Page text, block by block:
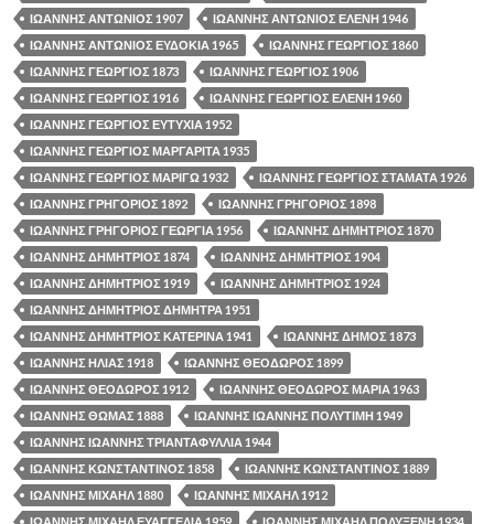
ΙΩΑΝΝΗΣ ΑΝΤΩΝΙΟΣ 1907
ΙΩΑΝΝΗΣ ΑΝΤΩΝΙΟΣ ΕΛΕΝΗ 1946
ΙΩΑΝΝΗΣ ΑΝΤΩΝΙΟΣ ΕΥΔΟΚΙΑ 1965
ΙΩΑΝΝΗΣ ΓΕΩΡΓΙΟΣ 1860
ΙΩΑΝΝΗΣ ΓΕΩΡΓΙΟΣ 1873
ΙΩΑΝΝΗΣ ΓΕΩΡΓΙΟΣ 1906
ΙΩΑΝΝΗΣ ΓΕΩΡΓΙΟΣ 1916
ΙΩΑΝΝΗΣ ΓΕΩΡΓΙΟΣ ΕΛΕΝΗ 1960
ΙΩΑΝΝΗΣ ΓΕΩΡΓΙΟΣ ΕΥΤΥΧΙΑ 1952
ΙΩΑΝΝΗΣ ΓΕΩΡΓΙΟΣ ΜΑΡΓΑΡΙΤΑ 1935
ΙΩΑΝΝΗΣ ΓΕΩΡΓΙΟΣ ΜΑΡΙΓΩ 1932
ΙΩΑΝΝΗΣ ΓΕΩΡΓΙΟΣ ΣΤΑΜΑΤΑ 1926
ΙΩΑΝΝΗΣ ΓΡΗΓΟΡΙΟΣ 1892
ΙΩΑΝΝΗΣ ΓΡΗΓΟΡΙΟΣ 1898
ΙΩΑΝΝΗΣ ΓΡΗΓΟΡΙΟΣ ΓΕΩΡΓΙΑ 1956
ΙΩΑΝΝΗΣ ΔΗΜΗΤΡΙΟΣ 1870
ΙΩΑΝΝΗΣ ΔΗΜΗΤΡΙΟΣ 1874
ΙΩΑΝΝΗΣ ΔΗΜΗΤΡΙΟΣ 1904
ΙΩΑΝΝΗΣ ΔΗΜΗΤΡΙΟΣ 1919
ΙΩΑΝΝΗΣ ΔΗΜΗΤΡΙΟΣ 1924
ΙΩΑΝΝΗΣ ΔΗΜΗΤΡΙΟΣ ΔΗΜΗΤΡΑ 1951
ΙΩΑΝΝΗΣ ΔΗΜΗΤΡΙΟΣ ΚΑΤΕΡΙΝΑ 1941
ΙΩΑΝΝΗΣ ΔΗΜΟΣ 1873
ΙΩΑΝΝΗΣ ΗΛΙΑΣ 1918
ΙΩΑΝΝΗΣ ΘΕΟΔΩΡΟΣ 1899
ΙΩΑΝΝΗΣ ΘΕΟΔΩΡΟΣ 1912
ΙΩΑΝΝΗΣ ΘΕΟΔΩΡΟΣ ΜΑΡΙΑ 1963
ΙΩΑΝΝΗΣ ΘΩΜΑΣ 1888
ΙΩΑΝΝΗΣ ΙΩΑΝΝΗΣ ΠΟΛΥΤΙΜΗ 1949
ΙΩΑΝΝΗΣ ΙΩΑΝΝΗΣ ΤΡΙΑΝΤΑΦΥΛΛΙΑ 1944
ΙΩΑΝΝΗΣ ΚΩΝΣΤΑΝΤΙΝΟΣ 1858
ΙΩΑΝΝΗΣ ΚΩΝΣΤΑΝΤΙΝΟΣ 1889
ΙΩΑΝΝΗΣ ΜΙΧΑΗΛ 1880
ΙΩΑΝΝΗΣ ΜΙΧΑΗΛ 1912